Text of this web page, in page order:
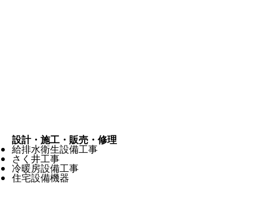
設計・施工・販売・修理
給排水衛生設備工事
さく井工事
冷暖房設備工事
住宅設備機器